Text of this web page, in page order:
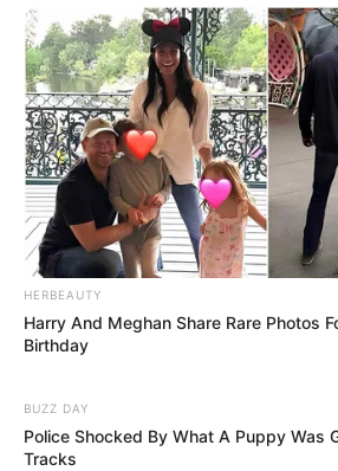
HERBEAUTY
Harry And Meghan Share Rare Photos
Birthday
BUZZ DAY
Police Shocked By What A Puppy Was
Tracks